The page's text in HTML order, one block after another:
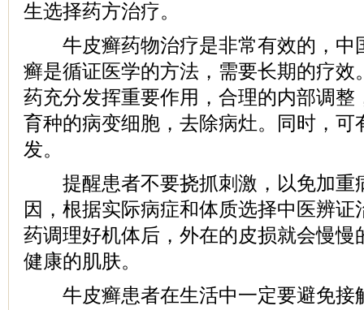
生选择药方治疗。
牛皮癣药物治疗是非常有效的，中
癣是循证医学的方法，需要长期的疗效
药充分发挥重要作用，合理的内部调整
育种的病变细胞，去除病灶。同时，可
发。
提醒患者不要挠抓刺激，以免加重
因，根据实际病症和体质选择中医辨证
药调理好机体后，外在的皮损就会慢慢
健康的肌肤。
牛皮癣患者在生活中一定要避免接